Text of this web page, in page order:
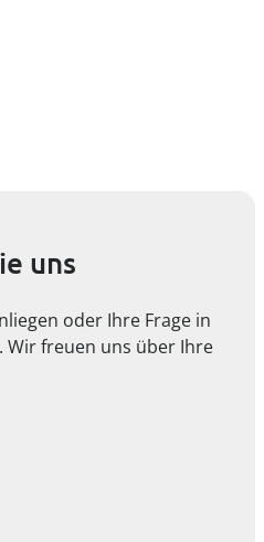
uns
oder Ihre Frage in
freuen uns über Ihre